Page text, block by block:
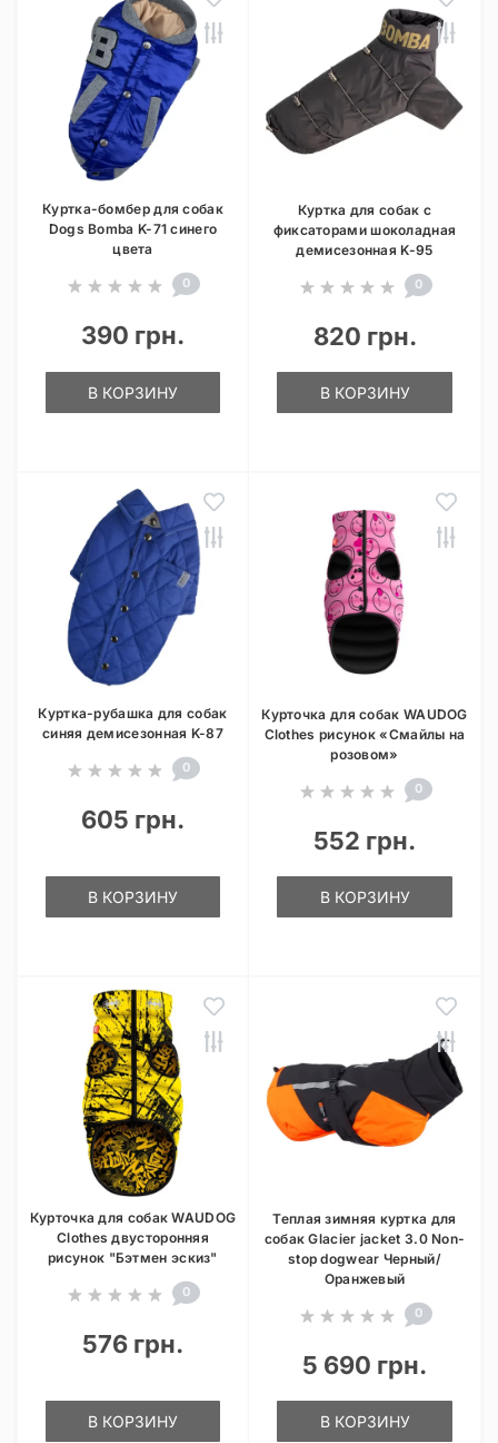
Куртка-бомбер для собак
Dogs Bomba K-71 синего
цвета
0
390 грн.
В КОРЗИНУ
Куртка для собак с
фиксаторами шоколадная
демисезонная K-95
0
820 грн.
В КОРЗИНУ
Куртка-рубашка для собак
синяя демисезонная K-87
0
605 грн.
В КОРЗИНУ
Курточка для собак WAUDOG
Clothes рисунок «Смайлы на
розовом»
0
552 грн.
В КОРЗИНУ
Курточка для собак WAUDOG
Clothes двусторонняя
рисунок "Бэтмен эскиз"
0
576 грн.
В КОРЗИНУ
Теплая зимняя куртка для
собак Glacier jacket 3.0 Non-
stop dogwear Черный/
Оранжевый
0
5 690 грн.
В КОРЗИНУ